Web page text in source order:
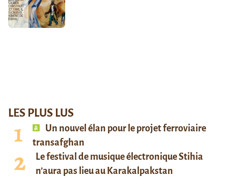
LES PLUS LUS
Un nouvel élan pour le projet ferroviaire
transafghan
Le festival de musique électronique Stihia
n’aura pas lieu au Karakalpakstan